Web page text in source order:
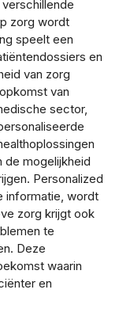
zorg wordt
speelt een
en
van zorg
van
sector,
de mogelijkheid
Personalized
informatie, wordt
zorg krijgt ook
te
Deze
waarin
en